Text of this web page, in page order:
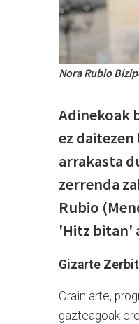
Nora Rubio
Adinekoak
ez
arrakasta
zerrenda
Rubio
'Hitz bitan'
Gizarte
Orain arte,
gazteagoak